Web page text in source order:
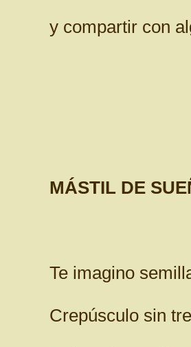
y compartir con
MÁSTIL DE
Te imagino
Crepúsculo sin